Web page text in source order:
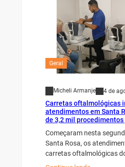
Geral
Micheli Armanje 4 de
Carretas oftalmológicas
atendimentos em Santa
de 3,2 mil
Começaram nesta
Santa Rosa, os
carretas oftalmológicas